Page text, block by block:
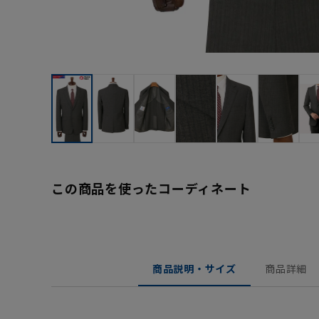
この商品を使ったコーディネート
商品説明・サイズ 商品詳細